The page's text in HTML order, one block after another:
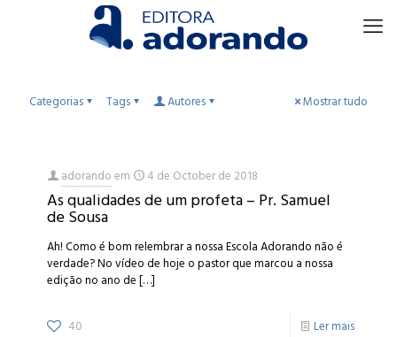
Categorias Tags Autores Mostrar tudo
adorandoem 4 de October de 2018
As qualidades de um profeta – Pr. Samuel
de Sousa
Ah! Como é bom relembrar a nossa Escola Adorando não é
verdade? No vídeo de hoje o pastor que marcou a nossa
edição no ano de[…]
40 Ler mais